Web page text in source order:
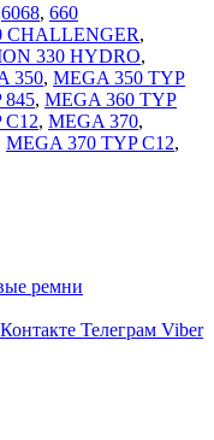
6068, 660
CHALLENGER,
330 HYDRO,
350, MEGA 350 TYP
845, MEGA 360 TYP
C12, MEGA 370,
MEGA 370 TYP C12,
ремни
Телеграм Viber